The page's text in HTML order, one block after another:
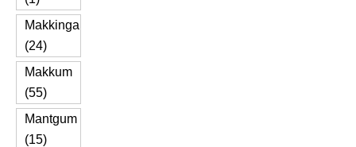
Makkinga
(24)
Makkum
(55)
Mantgum
(15)